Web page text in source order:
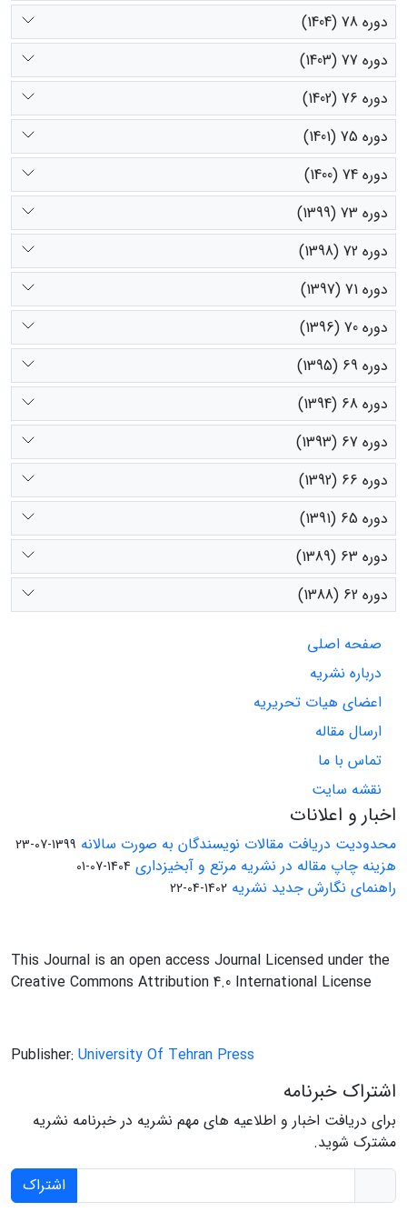
دوره 78 (1404)
دوره 77 (1403)
دوره 76 (1402)
دوره 75 (1401)
دوره 74 (1400)
دوره 73 (1399)
دوره 72 (1398)
دوره 71 (1397)
دوره 70 (1396)
دوره 69 (1395)
دوره 68 (1394)
دوره 67 (1393)
دوره 66 (1392)
دوره 65 (1391)
دوره 63 (1389)
دوره 62 (1388)
صفحه اصلی
درباره نشریه
اعضای هیات تحریریه
ارسال مقاله
تماس با ما
نقشه سایت
اخبار و اعلانات
محدودیت دریافت مقالات نویسندگان به صورت سالانه 1399-07-23
هزینه چاپ مقاله در نشریه مرتع و آبخیزداری 1404-07-01
راهنمای نگارش جدید نشریه 1402-04-22
This Journal is an open access Journal Licensed under the
Creative Commons Attribution 4.0 International License
Publisher: University Of Tehran Press
اشتراک خبرنامه
برای دریافت اخبار و اطلاعیه های مهم نشریه در خبرنامه نشریه
مشترک شوید.
اشتراک